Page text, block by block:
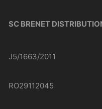
SC BRENET
J5/1663/2011
RO29112045